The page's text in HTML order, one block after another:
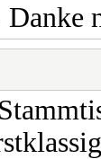
Danke